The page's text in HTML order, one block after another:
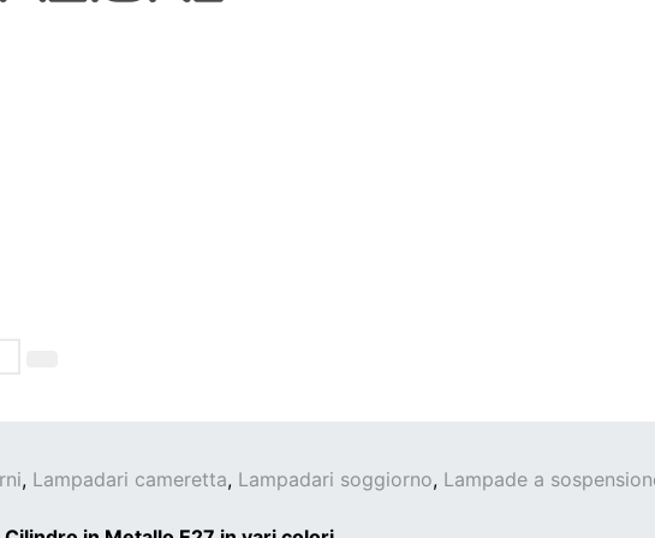
, Lampadari cameretta, Lampadari soggiorno, Lampade a